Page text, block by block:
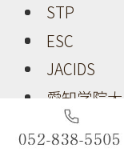
STP
ESC
JACIDS
愛知学院
百島幼稚園